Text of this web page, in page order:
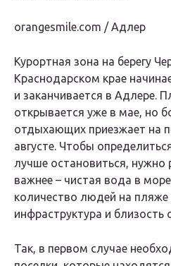
orangesmile.com / Адлер
Курортная зона на берегу
Краснодарском крае
и заканчивается в Адлере.
открывается уже в мае, но
отдыхающих приезжает на
августе. Чтобы
лучше остановиться, нужно
важнее – чистая вода в
количество людей на
инфраструктура и близость
Так, в первом случае